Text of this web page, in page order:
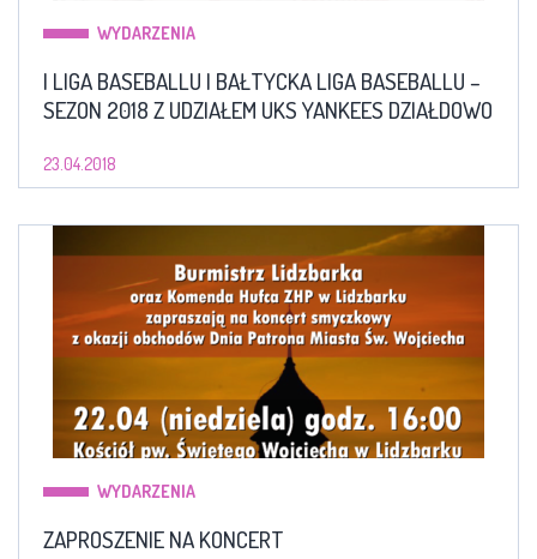
WYDARZENIA
I LIGA BASEBALLU I BAŁTYCKA LIGA BASEBALLU –
SEZON 2018 Z UDZIAŁEM UKS YANKEES DZIAŁDOWO
23.04.2018
WYDARZENIA
ZAPROSZENIE NA KONCERT